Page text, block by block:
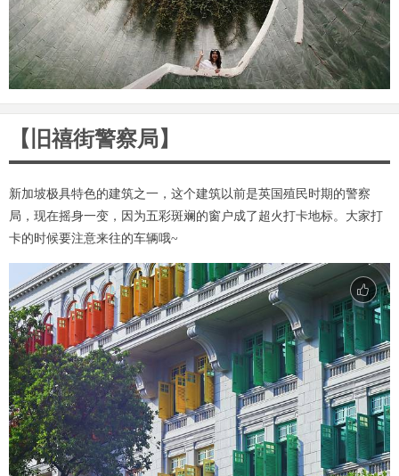
【旧禧街警察局】
新加坡极具特色的建筑之一，这个建筑以前是英国殖民时期的警察
局，现在摇身一变，因为五彩斑斓的窗户成了超火打卡地标。大家打
卡的时候要注意来往的车辆哦~